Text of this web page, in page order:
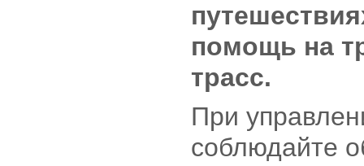
помощь на
трасс.
При
соблюдайте